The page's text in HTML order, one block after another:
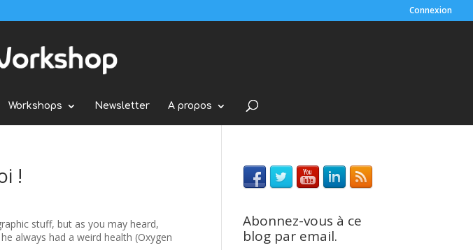
Connexion
Workshops Newsletter A propos
!
stuff, but as you may heard,
always had a weird health (Oxygen
Abonnez-vous à ce
blog par email.